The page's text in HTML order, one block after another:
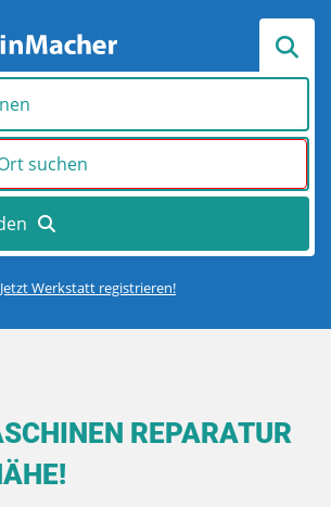
Jetzt Werkstatt registrieren!
REPARATUR